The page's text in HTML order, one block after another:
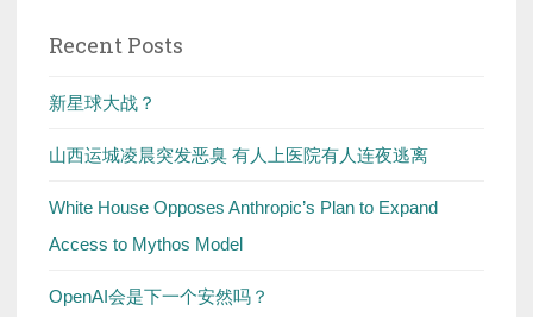
Recent Posts
新星球大战？
山西运城凌晨突发恶臭 有人上医院有人连夜逃离
White House Opposes Anthropic’s Plan to Expand
Access to Mythos Model
OpenAI会是下一个安然吗？